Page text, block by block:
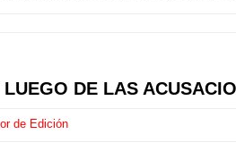
DE LAS
de Edición